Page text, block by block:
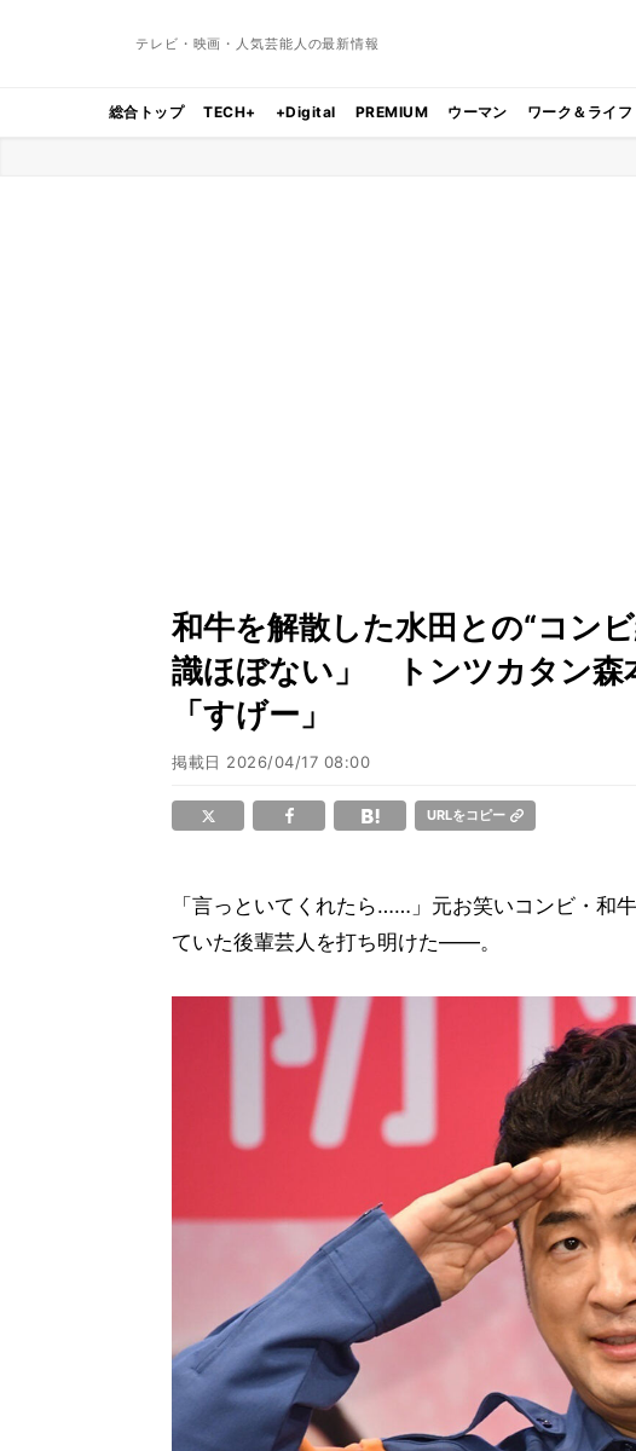
テレビ・映画・人気芸能人の最新情報
総合トップ TECH+ +Digital PREMIUM ウーマン ワーク＆ライフ
和牛を解散した水田との“コン
識ほぼない」 トンツカタン森
「すげー」
掲載日 2026/04/17 08:00
URLをコピー
「言っといてくれたら……」元お笑いコンビ・和
ていた後輩芸人を打ち明けた――。